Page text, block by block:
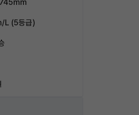
L (5등급)